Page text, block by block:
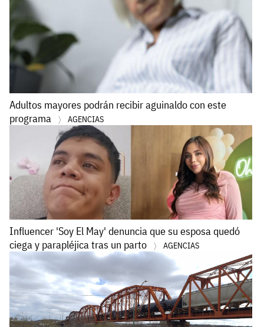
Adultos mayores podrán recibir aguinaldo con este
programa
AGENCIAS
Influencer 'Soy El May' denuncia que su esposa quedó
ciega y parapléjica tras un parto
AGENCIAS